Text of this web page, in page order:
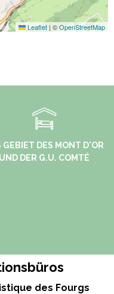
Leaflet | ©OpenStreetMap
GEBIET DES MONT D'OR
UND DER G.U. COMTÉ
des Fourgs